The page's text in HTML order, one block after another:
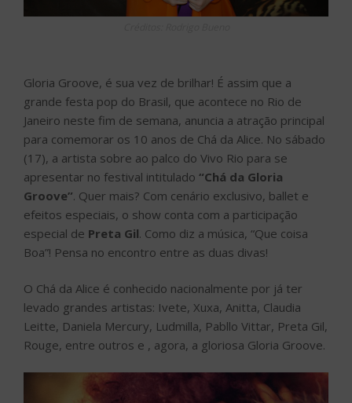
Gloria Groove, é sua vez de brilhar! É assim que a
grande festa pop do Brasil, que acontece no Rio de
Janeiro neste fim de semana, anuncia a atração principal
para comemorar os 10 anos de Chá da Alice. No sábado
(17), a artista sobre ao palco do Vivo Rio para se
apresentar no festival intitulado “Chá da Gloria
Groove”. Quer mais? Com cenário exclusivo, ballet e
efeitos especiais, o show conta com a participação
especial de Preta Gil. Como diz a música, “Que coisa
Boa”! Pensa no encontro entre as duas divas!
O Chá da Alice é conhecido nacionalmente por já ter
levado grandes artistas: Ivete, Xuxa, Anitta, Claudia
Leitte, Daniela Mercury, Ludmilla, Pabllo Vittar, Preta Gil,
Rouge, entre outros e , agora, a gloriosa Gloria Groove.